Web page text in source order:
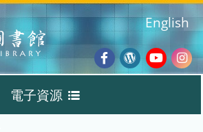
Facebook
Wordpress
English
電子資源